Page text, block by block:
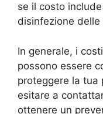
se il costo
disinfezione
In generale, i
possono essere
proteggere la tua
esitare a
ottenere un